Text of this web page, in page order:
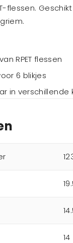
flessen.
RPET flessen
6 blikjes
in verschillende
14